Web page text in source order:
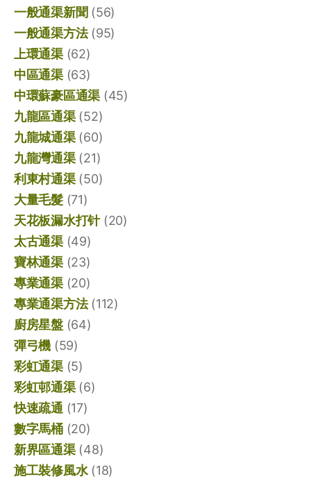
一般通渠新聞 (56)
一般通渠方法(95)
上環通渠(62)
中區通渠(63)
中環蘇豪區通渠 (45)
九龍區通渠(52)
九龍城通渠(60)
九龍灣通渠(21)
利東村通渠(50)
大量毛髮(71)
天花板漏水打针(20)
太古通渠(49)
寶林通渠(23)
專業通渠(20)
專業通渠方法(112)
廚房星盤(64)
彈弓機 (59)
彩虹通渠(5)
彩虹邨通渠(6)
快速疏通(17)
數字馬桶(20)
新界區通渠(48)
施工裝修風水(18)